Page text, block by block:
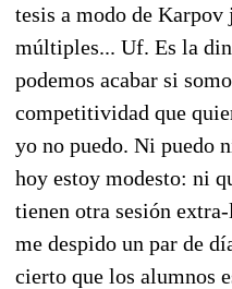
tesis a modo de Karpov
múltiples... Uf. Es la
podemos acabar si
competitividad que
yo no puedo. Ni puedo
hoy estoy modesto: ni
tienen otra sesión
me despido un par de
cierto que los alumnos